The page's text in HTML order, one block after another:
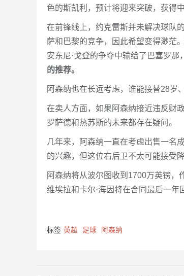
色的斯凯利，预计将迎来突破，获得
在前锋线上，约克雷斯并未解决球队
萨和巴黎的竞争，因此希望变得渺茫。
安东尼·戈登的争夺中输给了巴塞罗那，
的推荐。
阿森纳也在长远考虑，谁能接替28岁
在卖人方面，如果阿森纳接近违反财
罗萨德和热苏斯的未来都存在疑问。
几年来，阿森纳一直在考虑出售一名
的兴趣，但这位右后卫不太可能接受降
阿森纳将从波尔图收到1700万英镑，
维埃拉和卡尔·海因将在合同最后一年
标签 英超 足球 阿森纳